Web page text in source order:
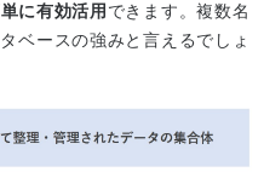
に有効活用 できます。複数名
ベースの強みと言えるでしょ